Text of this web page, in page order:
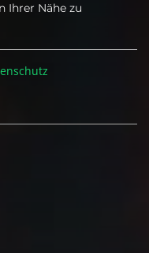
Ihrer Nähe zu